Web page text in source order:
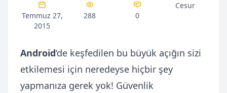
Temmuz 27,
2015
288 0
Cesur
Android‘de keşfedilen bu büyük açığın sizi
etkilemesi için neredeyse hiçbir şey
yapmanıza gerek yok! Güvenlik